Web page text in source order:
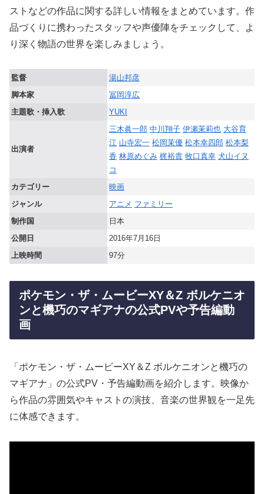
ストなどの作品に関する詳しい情報をまとめています。作
品づくりに携わったスタッフや声優陣をチェックして、よ
り深く物語の世界を楽しみましょう。
監督
湯山邦彦
脚本家
冨岡淳広
主題歌・挿入歌
YUKI
出演者
三木眞一郎 中川翔子 伊瀬茉莉也 大谷育
江 山寺宏一 松岡茉優 松本幸四郎 松本梨
香 林原めぐみ 梶裕貴 牧口真幸 犬山イヌ
コ
カテゴリー
映画
ジャンル
アニメ ファミリー
制作国
日本
公開日
2016年7月16日
上映時間
97分
ポケモン・ザ・ムービーXY＆Z ボルケニオ
ンと機巧のマギアナの公式PVや予告編動
画
「ポケモン・ザ・ムービーXY＆Z ボルケニオンと機巧の
マギアナ」の公式PV・予告編動画を紹介します。映像か
ら作品の雰囲気やキャストの演技、音楽の世界観を一足先
に体感できます。